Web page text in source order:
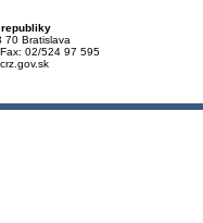
70 Bratislava
02/524 97 595